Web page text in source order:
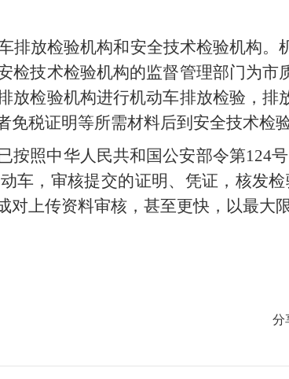
排放检验机构和安全技术检验机构
检技术检验机构的监督管理部门为市
放检验机构进行机动车排放检验，排
免税证明等所需材料后到安全技术检
按照中华人民共和国公安部令第124
车，审核提交的证明、凭证，核发
对上传资料审核，甚至更快，以最大
分